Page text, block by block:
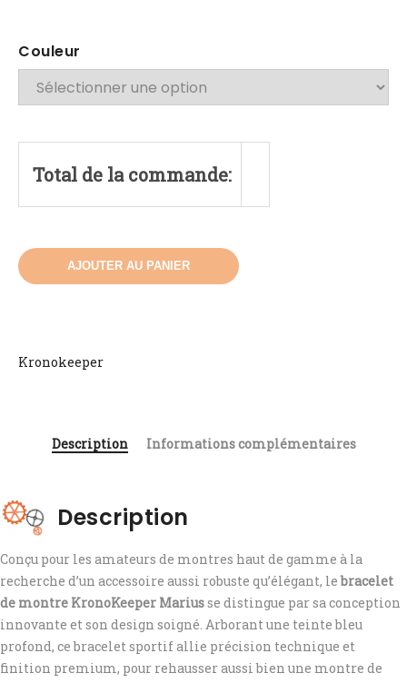
Couleur
Total de la commande:
AJOUTER AU PANIER
Kronokeeper
Description Informations complémentaires
Description
Conçu pour les amateurs de montres haut de gamme à la
recherche d’un accessoire aussi robuste qu’élégant, lebracelet
de montre KronoKeeper Mariusse distingue par sa conception
innovante et son design soigné. Arborant une teinte bleu
profond, ce bracelet sportif allie précision technique et
finition premium, pour rehausser aussi bien une montre de